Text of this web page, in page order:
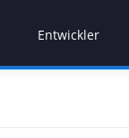
Entwickler